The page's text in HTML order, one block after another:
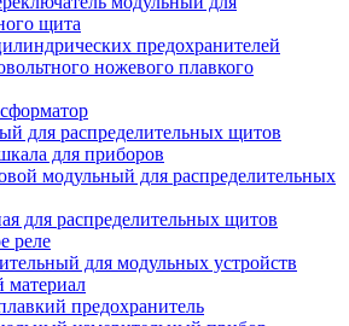
щита
предохранителей
ножевого плавкого
для распределительных щитов
для приборов
модульный для распределительных
для распределительных щитов
реле
для модульных устройств
предохранитель